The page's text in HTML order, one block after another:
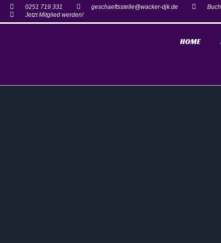
0251 719 331 geschaeftsstelle@wacker-djk.de
Jetzt Mitglied werden!
HOME